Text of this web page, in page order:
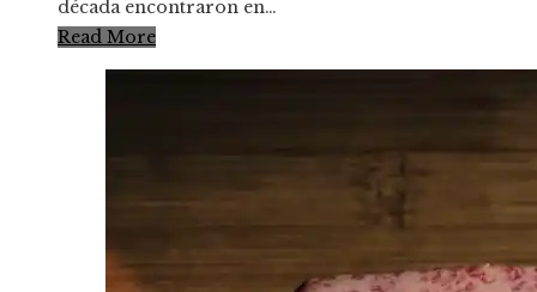
década encontraron en…
Read More